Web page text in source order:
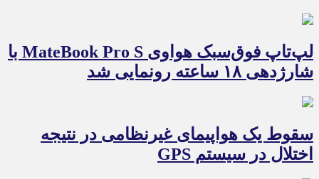
لپ‌تاپ فوق‌سبک هواوی MateBook Pro S با
شارژدهی ۱۸ ساعته رونمایی شد
سقوط یک هواپیمای غیرنظامی در نتیجه
اختلال در سیستم‌ GPS